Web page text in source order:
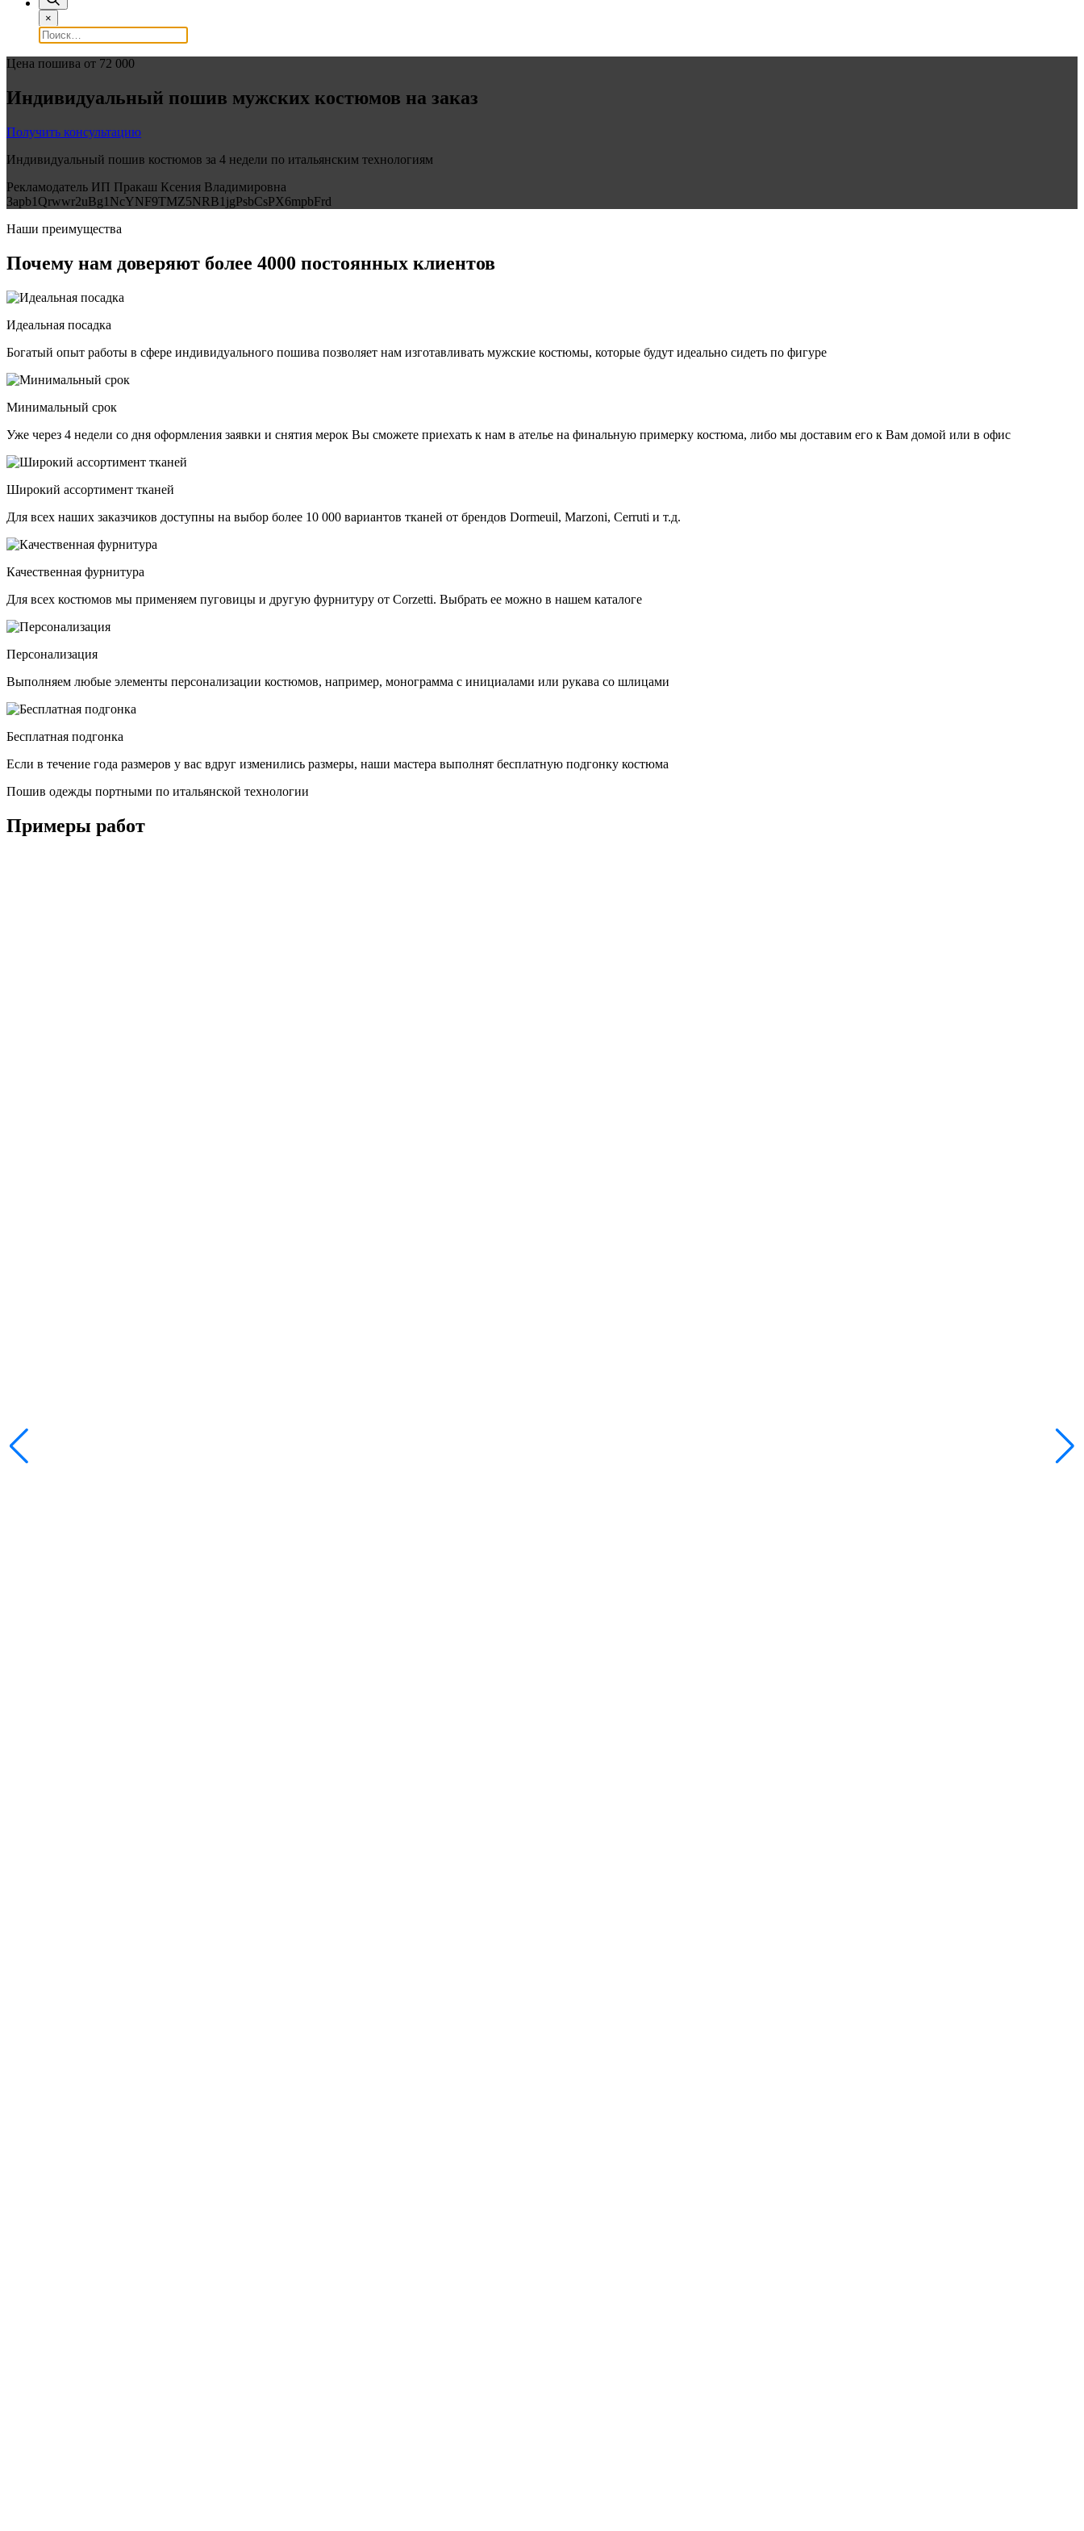
×
Цена пошива от 72 000
Индивидуальный пошив мужских костюмов на заказ
Получить консультацию
Индивидуальный пошив костюмов за 4 недели по итальянским технологиям
Рекламодатель ИП Пракаш Ксения Владимировна
3apb1Qrwwr2uBg1NcYNF9TMZ5NRB1jgPsbCsPX6mpbFrd
Наши преимущества
Почему нам доверяют более 4000 постоянных клиентов
Идеальная посадка
Богатый опыт работы в сфере индивидуального пошива позволяет нам изготавливать мужские костюмы, которые будут идеально сидеть по фигуре
Минимальный срок
Уже через 4 недели со дня оформления заявки и снятия мерок Вы сможете приехать к нам в ателье на финальную примерку костюма, либо мы доставим его к Вам домой или в офис
Широкий ассортимент тканей
Для всех наших заказчиков доступны на выбор более 10 000 вариантов тканей от брендов Dormeuil, Marzoni, Cerruti и т.д.
Качественная фурнитура
Для всех костюмов мы применяем пуговицы и другую фурнитуру от Corzetti. Выбрать ее можно в нашем каталоге
Персонализация
Выполняем любые элементы персонализации костюмов, например, монограмма с инициалами или рукава со шлицами
Бесплатная подгонка
Если в течение года размеров у вас вдруг изменились размеры, наши мастера выполнят бесплатную подгонку костюма
Пошив одежды портными по итальянской технологии
Примеры работ